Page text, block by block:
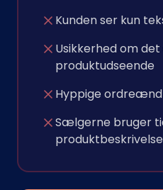
Kunden ser kun
Usikkerhed om
produktudseende
Hyppige
Sælgerne bruger
produktbeskrivelse